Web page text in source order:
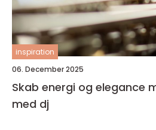
inspiration
06. December 2025
Skab energi og elegance
med dj